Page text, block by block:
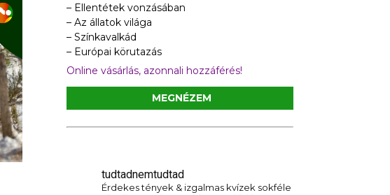
– Ellentétek vonzásában
– Az állatok világa
– Színkavalkád
– Európai körutazás
Online vásárlás, azonnali hozzáférés!
MEGNÉZEM
tudtadnemtudtad
Érdekes tények & izgalmas kvízek sokféle